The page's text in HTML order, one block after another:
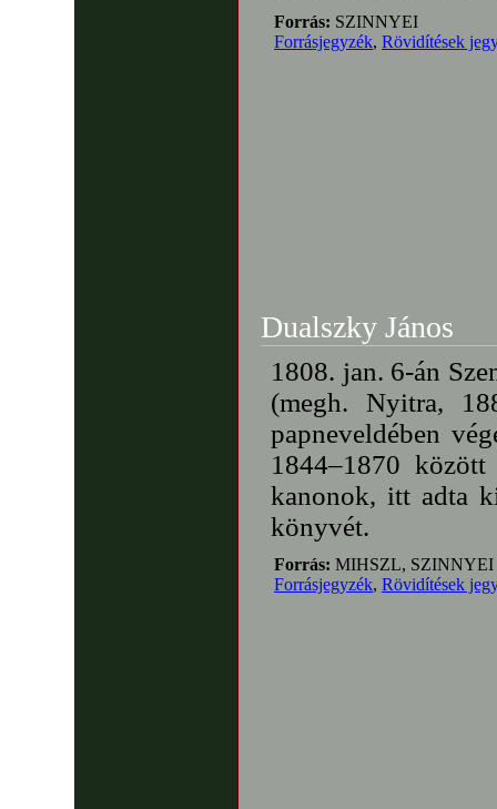
Forrás: SZINNYEI
Forrásjegyzék, Rövidítések
Dualszky János
1808. jan. 6-án
(megh. Nyitra,
papneveldében
1844–1870
kanonok, itt adta
könyvét.
Forrás: MIHSZL, SZINNYEI
Forrásjegyzék, Rövidítések